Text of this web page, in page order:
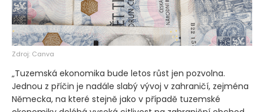
Zdroj: Canva
„Tuzemská ekonomika bude letos růst jen pozvolna.
Jednou z příčin je nadále slabý vývoj v zahraničí, zejména
Německa, na které stejně jako v případě tuzemské